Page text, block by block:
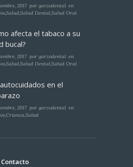
2017 porgarzodental en
,Salud,Salud Dental,Salud Oral
afecta el tabaco a su
bucal?
2017 porgarzodental en
,Salud,Salud Dental,Salud Oral
en el
2017 porgarzodental en
,Crianza,Salud